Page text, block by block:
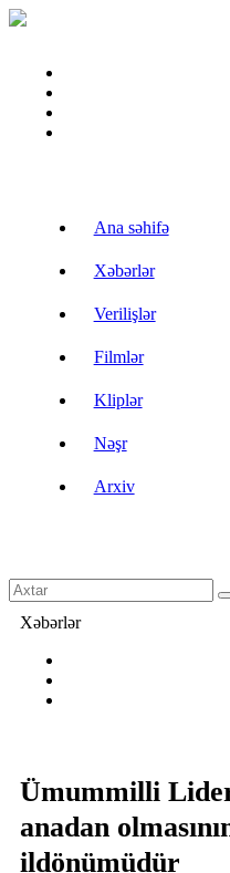
Ana səhifə
Xəbərlər
Verilişlər
Filmlər
Kliplər
Nəşr
Arxiv
Xəbərlər
Ümummilli
anadan
ildönümüdür